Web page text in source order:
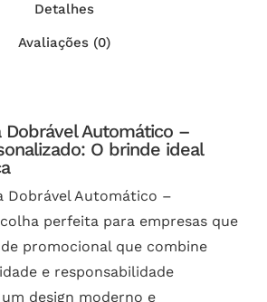
Detalhes
Avaliações (0)
Dobrável Automático –
O brinde ideal
Dobrável Automático –
perfeita para empresas que
promocional que combine
e responsabilidade
design moderno e